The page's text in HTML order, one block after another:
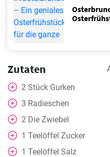
Zutaten
2 Stück Gurken
3 Radieschen
2 Die Zwiebel
1 Teelöffel Zucker
1 Teelöffel Salz